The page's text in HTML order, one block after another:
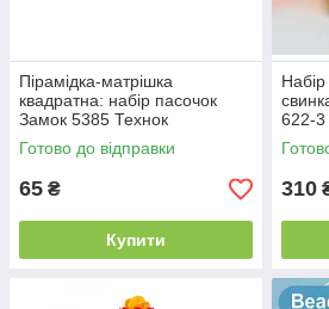
Пірамідка-матрішка
квадратна: набір пасочок
Замок 5385 Технок
Готово до відправки
65 ₴
Купити
Набір
622-3
310